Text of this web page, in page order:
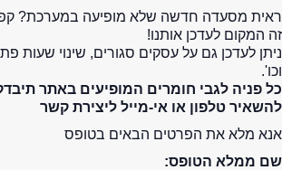
ראית מסעדה חדשה שלא מופיעה במערכת?
זה המקום לעדכן אותנו!
ניתן לעדכן גם על עסקים סגורים, שינוי שעות
וכו'.
כל פניה לגבי חומרים המופיעים באתר
להשאיר טלפון או אי-מייל ליצירת קשר
אנא מלא את הפרטים הבאים בטופס
שם ממלא הטופס: